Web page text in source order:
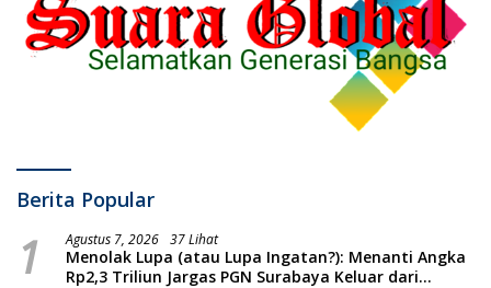
Berita Popular
1 Agustus 7, 2026 37 Lihat
Menolak Lupa (atau Lupa Ingatan?): Menanti Angka
Rp2,3 Triliun Jargas PGN Surabaya Keluar dari